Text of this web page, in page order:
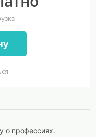
о профессиях.